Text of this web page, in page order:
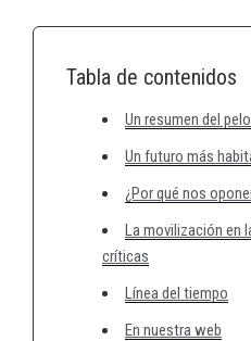
Tabla de contenidos
Un resumen del
Un futuro más
¿Por qué nos
La movilización en
críticas
Línea del tiempo
En nuestra web